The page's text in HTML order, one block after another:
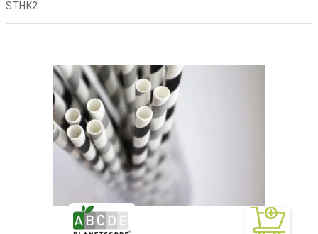
STHK2